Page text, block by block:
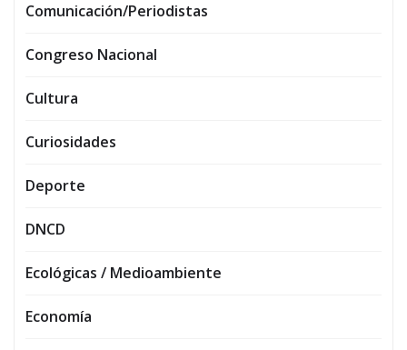
Comunicación/Periodistas
Congreso Nacional
Cultura
Curiosidades
Deporte
DNCD
Ecológicas / Medioambiente
Economía